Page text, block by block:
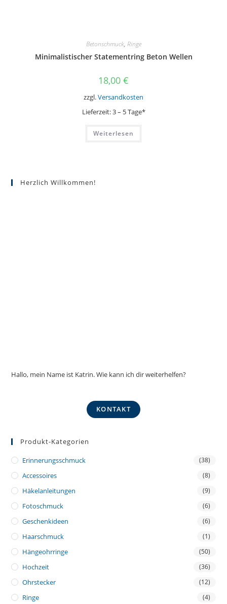
Betonschmuck, Ringe
Minimalistischer Statementring Beton Wellen
18,00 €
zzgl.Versandkosten
Lieferzeit:3 – 5 Tage*
Weiterlesen
Herzlich Willkommen!
Hallo, mein Name ist Katrin. Wie kann ich dir weiterhelfen?
KONTAKT
Produkt-Kategorien
Erinnerungsschmuck (38)
Accessoires (8)
Häkelanleitungen (9)
Fotoschmuck (6)
Geschenkideen (6)
Haarschmuck (1)
Hängeohrringe (50)
Hochzeit (36)
Ohrstecker (12)
Ringe (4)